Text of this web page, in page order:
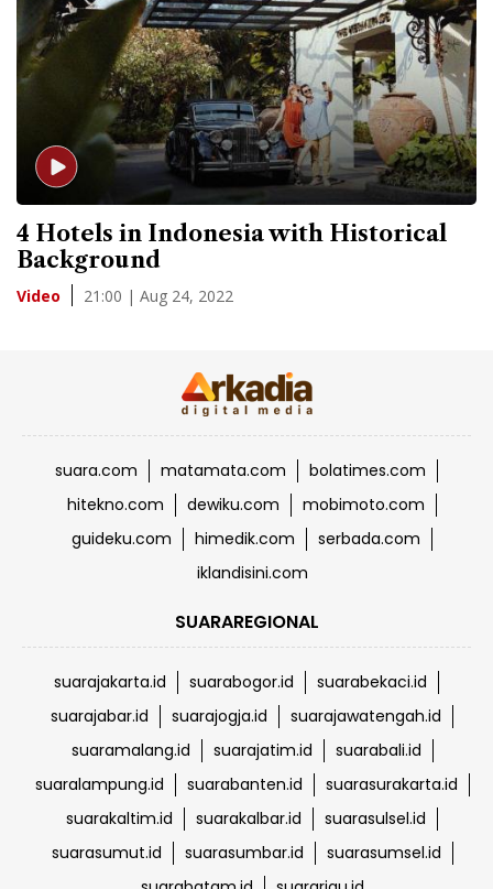
4 Hotels in Indonesia with Historical
Background
Video 21:00 | Aug 24, 2022
suara.com matamata.com
bolatimes.com
hitekno.com
dewiku.com
mobimoto.com
guideku.com
himedik.com
serbada.com
iklandisini.com
SUARAREGIONAL
suarajakarta.id suarabogor.id
suarabekaci.id
suarajabar.id
suarajogja.id
suarajawatengah.id
suaramalang.id
suarajatim.id
suarabali.id
suaralampung.id
suarabanten.id
suarasurakarta.id
suarakaltim.id
suarakalbar.id
suarasulsel.id
suarasumut.id
suarasumbar.id
suarasumsel.id